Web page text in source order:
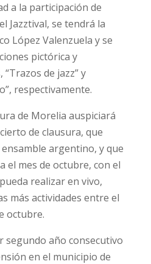
a la participación de
Jazztival, se tendrá la
López Valenzuela y se
pictórica y
de jazz” y
respectivamente.
de Morelia auspiciará
de clausura, que
argentino, y que
el mes de octubre, con el
realizar en vivo,
más actividades entre el
octubre.
segundo año consecutivo
en el municipio de